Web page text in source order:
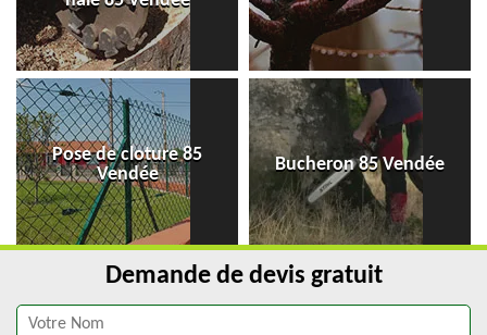
Pose de cloture 85
Vendée
Bucheron 85 Vendée
Demande de devis gratuit